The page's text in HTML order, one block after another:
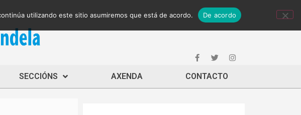
SECCIÓNS AXENDA CONTACTO
utilizando este sitio asumiremos que está de acordo. De acordo